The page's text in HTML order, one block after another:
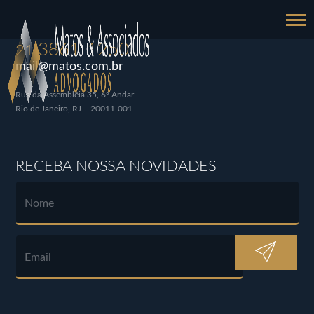
213861-1250
mail@matos.com.br
Rua da Assembléia 35, 6º Andar
Rio de Janeiro, RJ – 20011-001
RECEBA NOSSA NOVIDADES